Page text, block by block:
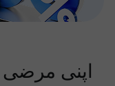
اپنی